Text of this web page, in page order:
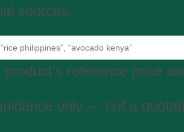
sources.
reference price
only — not a